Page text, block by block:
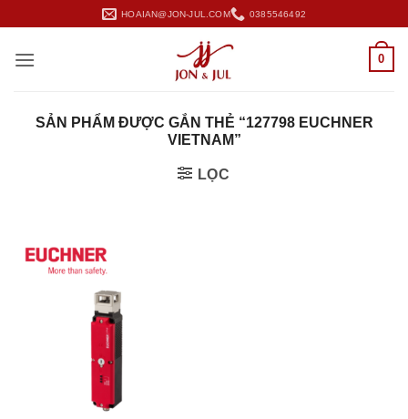
nội
HOAIAN@JON-JUL.COM 0385546492
0
SẢN PHẨM ĐƯỢC GẮN THẺ “127798 EUCHNER
VIETNAM”
LỌC